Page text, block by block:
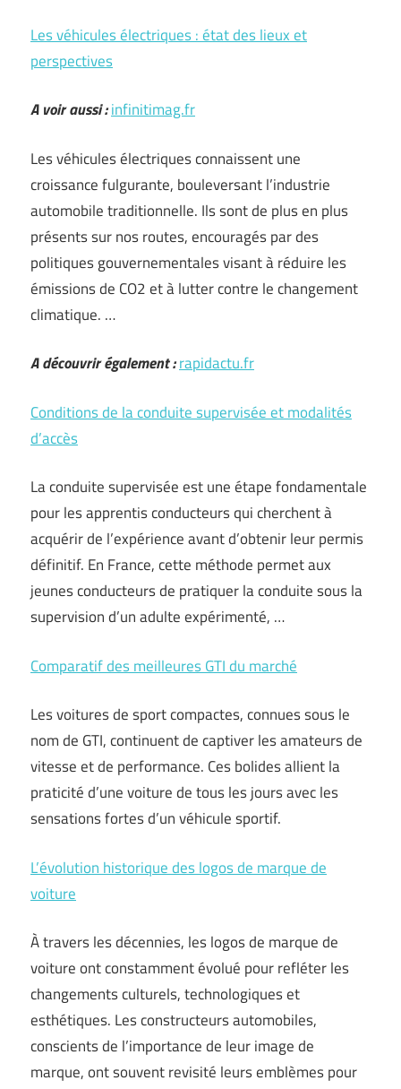
Les véhicules électriques : état des lieux et
perspectives
A voir aussi :infinitimag.fr
Les véhicules électriques connaissent une
croissance fulgurante, bouleversant l’industrie
automobile traditionnelle. Ils sont de plus en plus
présents sur nos routes, encouragés par des
politiques gouvernementales visant à réduire les
émissions de CO2 et à lutter contre le changement
climatique. …
A découvrir également :rapidactu.fr
Conditions de la conduite supervisée et modalités
d’accès
La conduite supervisée est une étape fondamentale
pour les apprentis conducteurs qui cherchent à
acquérir de l’expérience avant d’obtenir leur permis
définitif. En France, cette méthode permet aux
jeunes conducteurs de pratiquer la conduite sous la
supervision d’un adulte expérimenté, …
Comparatif des meilleures GTI du marché
Les voitures de sport compactes, connues sous le
nom de GTI, continuent de captiver les amateurs de
vitesse et de performance. Ces bolides allient la
praticité d’une voiture de tous les jours avec les
sensations fortes d’un véhicule sportif.
L’évolution historique des logos de marque de
voiture
À travers les décennies, les logos de marque de
voiture ont constamment évolué pour refléter les
changements culturels, technologiques et
esthétiques. Les constructeurs automobiles,
conscients de l’importance de leur image de
marque, ont souvent revisité leurs emblèmes pour